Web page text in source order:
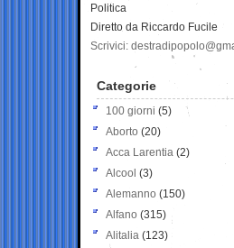
Politica
Diretto da Riccardo Fucile
Scrivici:
Categorie
100 giorni (5)
Aborto (20)
Acca Larentia (2)
Alcool (3)
Alemanno (150)
Alfano (315)
Alitalia (123)